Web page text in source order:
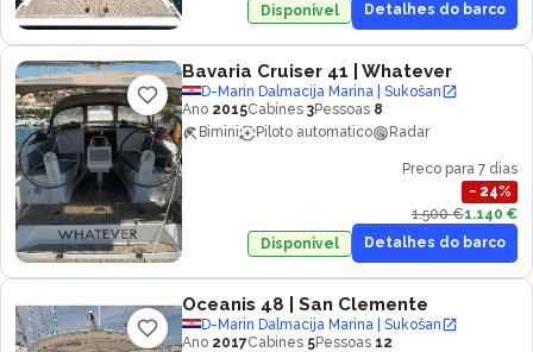
Disponivel
Detalhes do barco
Bavaria Cruiser 41 | Whatever
D-Marin Dalmacija Marina | Sukošan
Ano 2015Cabines 3Pessoas 8
Bimini
Piloto automatico Radar
Preco para 7 dias
− 24%
1.500 €1.140 €
Disponivel
Detalhes do barco
Oceanis 48 | San Clemente
D-Marin Dalmacija Marina | Sukošan
Ano 2017Cabines 5Pessoas 12